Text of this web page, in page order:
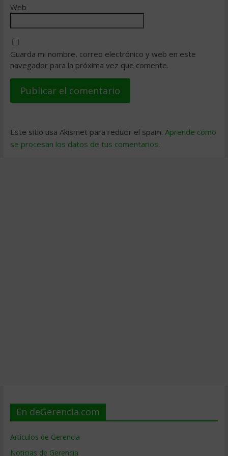
Web
Guarda mi nombre, correo electrónico y web en este
navegador para la próxima vez que comente.
Este sitio usa Akismet para reducir el spam. Aprende cómo
se procesan los datos de tus comentarios.
En deGerencia.com
Artículos de Gerencia
Noticias de Gerencia